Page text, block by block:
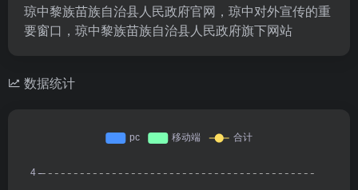
琼中黎族苗族自治县人民政府官网，琼中对外宣传的重
要窗口，琼中黎族苗族自治县人民政府旗下网站
数据统计